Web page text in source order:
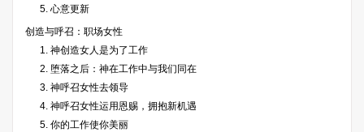
5. 心意更新
创造与呼召：职场女性
1. 神创造女人是为了工作
2. 堕落之后：神在工作中与我们同在
3. 神呼召女性去领导
4. 神呼召女性运用恩赐，拥抱新机遇
5. 你的工作使你美丽